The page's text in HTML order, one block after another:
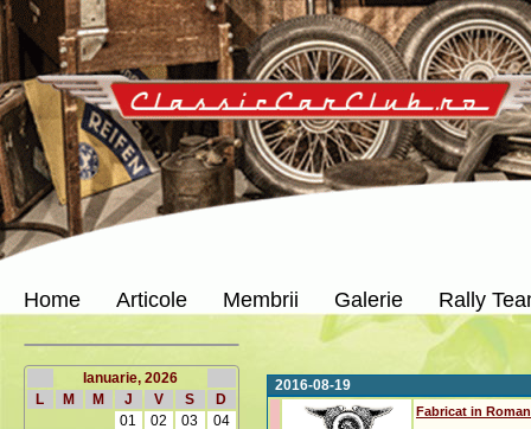
Home Articole Membrii Galerie Rally
Ianuarie, 2026
L
M M J V S
D
01
02 03
04
2016-08-19
Fabricat in